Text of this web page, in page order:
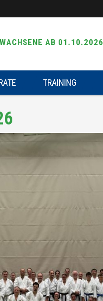
AB 01.10.2026
TRAINING